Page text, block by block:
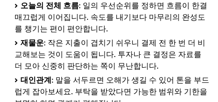
오늘의 전체 흐름: 일의 우선순위를 정하면 흐름이 한결
매끄럽게 이어집니다. 속도를 내기보다 마무리의 완성도
를 챙기는 편이 편안합니다.
재물운: 작은 지출이 겹치기 쉬우니 결제 전 한 번 더 비
교해보는 것이 도움이 됩니다. 투자나 큰 결정은 자료를
더 모아 신중히 판단하는 쪽이 무난합니다.
대인관계: 말을 서두르면 오해가 생길 수 있어 톤을 부드
럽게 잡아보세요. 부탁을 받았다면 가능한 범위와 기한을